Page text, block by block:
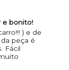
e bonito!
) e de
peça é
Fácil